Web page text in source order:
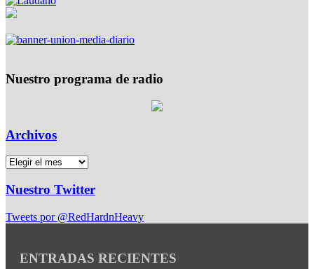
Nuestro programa de radio
Archivos
Nuestro Twitter
Tweets por @RedHardnHeavy
ENTRADAS RECIENTES